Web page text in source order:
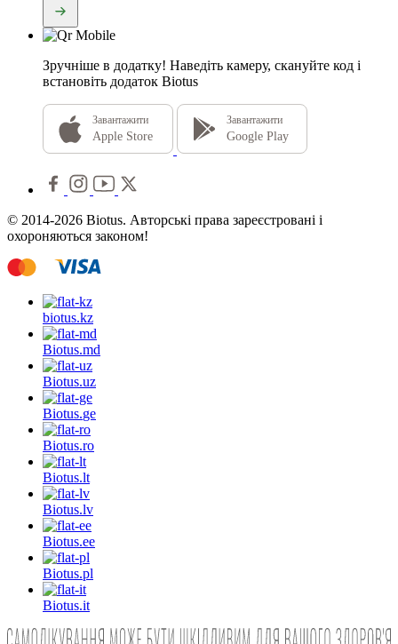
Зручніше в додатку! Наведіть камеру, скануйте код і
встановіть додаток Biotus
Завантажити
Apple Store
Завантажити
Google Play
© 2014-2026 Biotus. Авторські права зареєстровані і
охороняються законом!
biotus.kz
Biotus.md
Biotus.uz
Biotus.ge
Biotus.ro
Biotus.lt
Biotus.lv
Biotus.ee
Biotus.pl
Biotus.it